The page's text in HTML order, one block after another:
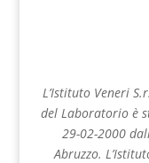
L’Istituto Veneri
del Laboratorio è
29-02-2000
Abruzzo.